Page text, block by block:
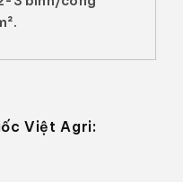
Việt Agri: